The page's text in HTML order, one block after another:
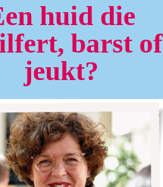
huid die
barst of
jeukt?